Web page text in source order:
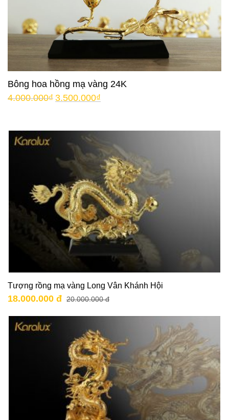
Bông hoa hồng mạ vàng 24K
4.000.000₫ 3.500.000₫
Tượng rồng mạ vàng Long Vân Khánh Hội
18.000.000 đ 20.000.000 đ